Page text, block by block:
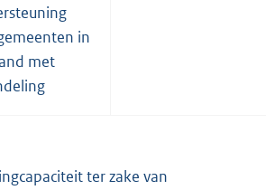
in
met
ter zake van